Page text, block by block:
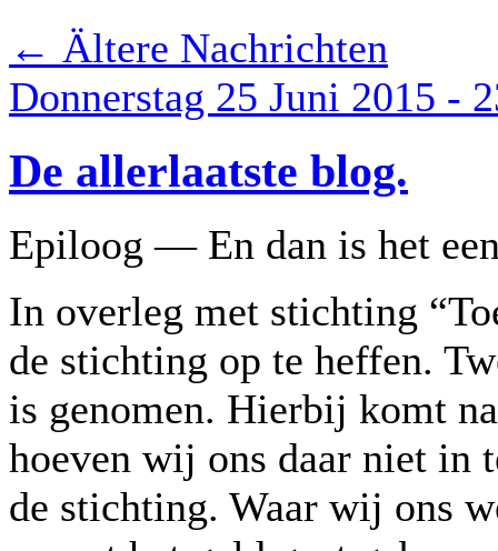
← Ältere Nachrichten
Donnerstag 25 Juni 2015 -
De allerlaatste blog.
Epiloog — En dan is het
In overleg met stichting
de stichting op te heffen.
is genomen. Hierbij komt
hoeven wij ons daar niet in
de stichting. Waar wij ons